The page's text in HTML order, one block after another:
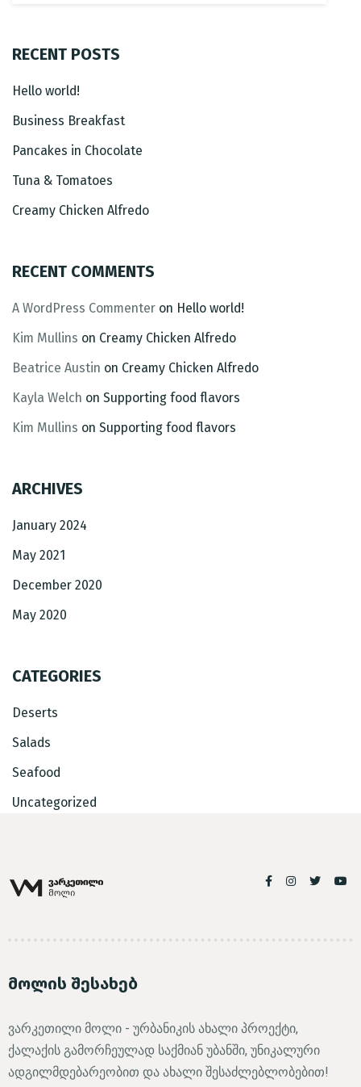
RECENT POSTS
Hello world!
Business Breakfast
Pancakes in Chocolate
Tuna & Tomatoes
Creamy Chicken Alfredo
RECENT COMMENTS
A WordPress Commenter on Hello world!
Kim Mullins on Creamy Chicken Alfredo
Beatrice Austin on Creamy Chicken Alfredo
Kayla Welch on Supporting food flavors
Kim Mullins on Supporting food flavors
ARCHIVES
January 2024
May 2021
December 2020
May 2020
CATEGORIES
Deserts
Salads
Seafood
Uncategorized
მოლის შესახებ
ვარკეთილი მოლი - ურბანიკის ახალი პროექტი,
ქალაქის გამორჩეულად საქმიან უბანში, უნიკალური
ადგილმდებარეობით და ახალი შესაძლებლობებით!
RESERVE A TABLE